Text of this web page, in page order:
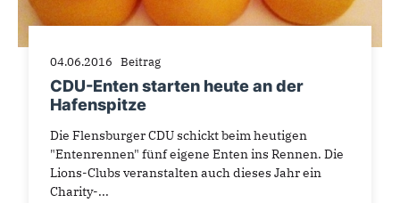
04.06.2016 Beitrag
CDU-Enten starten heute an der
Hafenspitze
Die Flensburger CDU schickt beim heutigen
"Entenrennen" fünf eigene Enten ins Rennen. Die
Lions-Clubs veranstalten auch dieses Jahr ein
Charity-...